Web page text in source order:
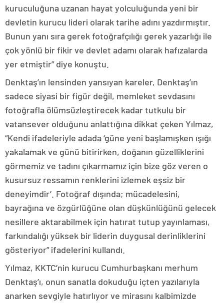
kuruculuğuna uzanan hayat yolculuğunda yeni bir
devletin kurucu lideri olarak tarihe adını yazdırmıştır.
Bunun yanı sıra gerek fotoğrafçılığı gerek yazarlığı ile
çok yönlü bir fikir ve devlet adamı olarak hafızalarda
yer etmiştir” diye konuştu.
Denktaş’ın lensinden yansıyan kareler, Denktaş’ın
sadece siyasi bir figür değil, memleket sevdasını
fotoğrafla ölümsüzleştirecek kadar tutkulu bir
vatansever olduğunu anlattığına dikkat çeken Yılmaz,
“Kendi ifadeleriyle adada ‘güne yeni başlamışken ışığı
yakalamak ve günü bitirirken, doğanın güzelliklerini
görmemiz ve tadını çıkarmamız için bize göz veren o
kusursuz ressamın renklerini izlemek eşsiz bir
deneyimdir’. Fotoğraf dışında; mücadelesini,
bayrağına ve özgürlüğüne olan düşkünlüğünü gelecek
nesillere aktarabilmek için hatırat tutup yayınlaması,
farkındalığı yüksek bir liderin duygusal derinliklerini
gösteriyor” ifadelerini kullandı.
Yılmaz, KKTC’nin kurucu Cumhurbaşkanı merhum
Denktaş’ı, onun sanatla dokuduğu içten yazılarıyla
anarken sevgiyle hatırlıyor ve mirasını kalbimizde